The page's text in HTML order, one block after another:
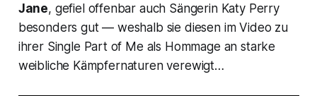
Jane, gefiel offenbar auch Sängerin Katy Perry
besonders gut — weshalb sie diesen im Video zu
ihrer Single Part of Me als Hommage an starke
weibliche Kämpfernaturen verewigt…